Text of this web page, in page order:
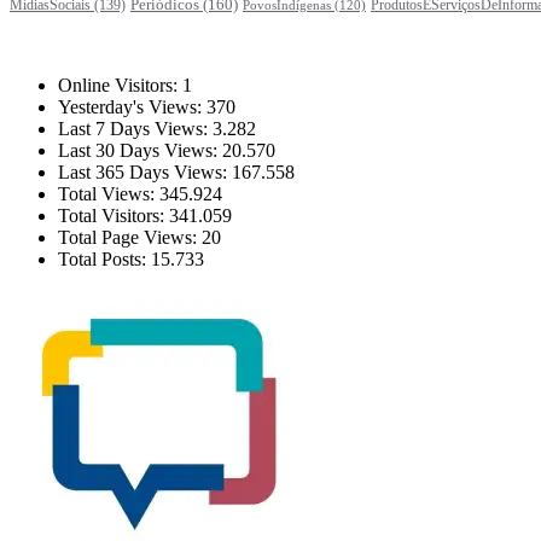
MídiasSociais (139) Periódicos (160) PovosIndígenas (120)
Online Visitors: 1
Yesterday's Views: 370
Last 7 Days Views: 3.282
Last 30 Days Views: 20.570
Last 365 Days Views: 167.558
Total Views: 345.924
Total Visitors: 341.059
Total Page Views: 20
Total Posts: 15.733